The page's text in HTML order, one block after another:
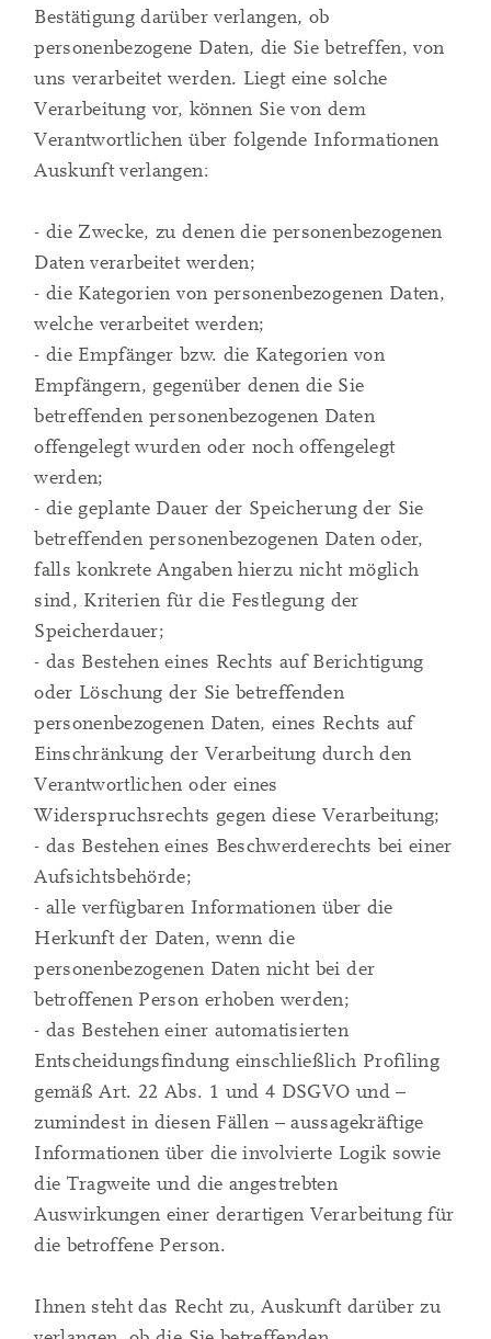
Bestätigung darüber verlangen, ob
personenbezogene Daten, die Sie betreffen, von
uns verarbeitet werden. Liegt eine solche
Verarbeitung vor, können Sie von dem
Verantwortlichen über folgende Informationen
Auskunft verlangen:
- die Zwecke, zu denen die personenbezogenen
Daten verarbeitet werden;
- die Kategorien von personenbezogenen Daten,
welche verarbeitet werden;
- die Empfänger bzw. die Kategorien von
Empfängern, gegenüber denen die Sie
betreffenden personenbezogenen Daten
offengelegt wurden oder noch offengelegt
werden;
- die geplante Dauer der Speicherung der Sie
betreffenden personenbezogenen Daten oder,
falls konkrete Angaben hierzu nicht möglich
sind, Kriterien für die Festlegung der
Speicherdauer;
- das Bestehen eines Rechts auf Berichtigung
oder Löschung der Sie betreffenden
personenbezogenen Daten, eines Rechts auf
Einschränkung der Verarbeitung durch den
Verantwortlichen oder eines
Widerspruchsrechts gegen diese Verarbeitung;
- das Bestehen eines Beschwerderechts bei einer
Aufsichtsbehörde;
- alle verfügbaren Informationen über die
Herkunft der Daten, wenn die
personenbezogenen Daten nicht bei der
betroffenen Person erhoben werden;
- das Bestehen einer automatisierten
Entscheidungsfindung einschließlich Profiling
gemäß Art. 22 Abs. 1 und 4 DSGVO und –
zumindest in diesen Fällen – aussagekräftige
Informationen über die involvierte Logik sowie
die Tragweite und die angestrebten
Auswirkungen einer derartigen Verarbeitung für
die betroffene Person.
Ihnen steht das Recht zu, Auskunft darüber zu